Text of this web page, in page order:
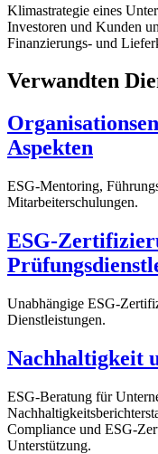
Klimastrategie eines
Investoren und Kunden
Finanzierungs- und
Verwandten
Aspekten
ESG-Mentoring,
Mitarbeiterschulungen.
ESG-
Unabhängige ESG-
Dienstleistungen.
Nachhaltigkeit
ESG-Beratung für
Compliance und ESG-
Unterstützung.